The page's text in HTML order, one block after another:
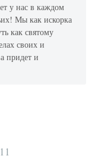
у нас в каждом
Мы как искорка
как святому
своих и
придет и